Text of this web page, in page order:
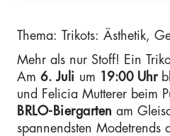
Thema: Trikots: Ästhetik,
Mehr als nur Stoff! Ein
Am 6. Juli um 19:00 Uhr
und Felicia Mutterer beim
BRLO-Biergarten am
spannendsten Modetrends